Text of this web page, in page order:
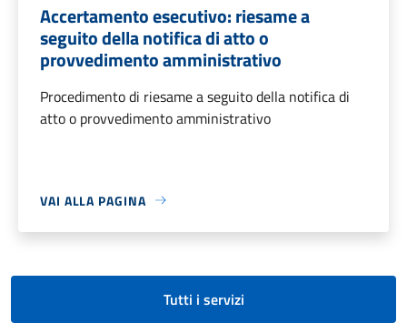
Accertamento esecutivo: riesame a
seguito della notifica di atto o
provvedimento amministrativo
Procedimento di riesame a seguito della notifica di
atto o provvedimento amministrativo
VAI ALLA PAGINA
Tutti i servizi